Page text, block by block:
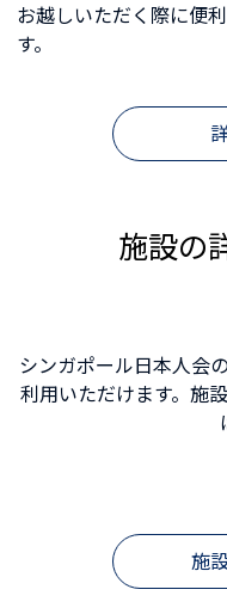
お越しいただく際に便
す。
施設の
シンガポール日本人会
利用いただけます。施
施